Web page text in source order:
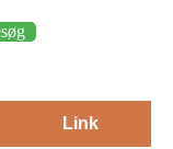
Link